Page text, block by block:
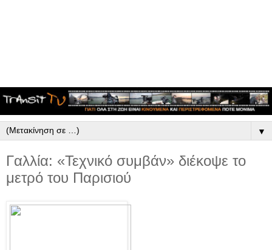
▼
Γαλλία: «Τεχνικό συμβάν» διέκοψε το
μετρό του Παρισιού